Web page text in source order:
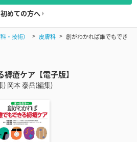
初めての方へ
・技術） 皮膚科
創がわかれば誰でもでき
瘡ケア【電子版】
) 岡本 泰岳(編集)